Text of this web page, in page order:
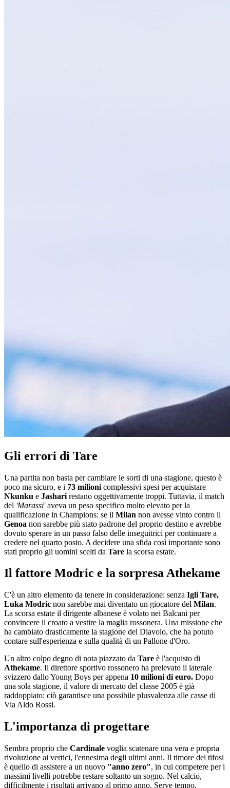
Gli errori di Tare
Una partita non basta per cambiare le sorti di una stagione, questo è
poco ma sicuro, e i 73 milioni complessivi spesi per acquistare
Nkunku e Jashari restano oggettivamente troppi. Tuttavia, il match
del 'Marassi'aveva un peso specifico molto elevato per la
qualificazione in Champions: se il Milan non avesse vinto contro il
Genoa non sarebbe più stato padrone del proprio destino e avrebbe
dovuto sperare in un passo falso delle inseguitrici per continuare a
credere nel quarto posto. A decidere una sfida così importante sono
stati proprio gli uomini scelti da Tare la scorsa estate.
Il fattore Modric e la sorpresa Athekame
C'è un altro elemento da tenere in considerazione: senza Igli Tare,
Luka Modric non sarebbe mai diventato un giocatore del Milan.
La scorsa estate il dirigente albanese è volato nei Balcani per
convincere il croato a vestire la maglia rossonera. Una missione che
ha cambiato drasticamente la stagione del Diavolo, che ha potuto
contare sull'esperienza e sulla qualità di un Pallone d'Oro.
Un altro colpo degno di nota piazzato da Tare è l'acquisto di
Athekame. Il direttore sportivo rossonero ha prelevato il laterale
svizzero dallo Young Boys per appena 10 milioni di euro. Dopo
una sola stagione, il valore di mercato del classe 2005 è già
raddoppiato: ciò garantisce una possibile plusvalenza alle casse di
Via Aldo Rossi.
L'importanza di progettare
Sembra proprio che Cardinale voglia scatenare una vera e propria
rivoluzione ai vertici, l'ennesima degli ultimi anni. Il timore dei tifosi
è quello di assistere a un nuovo "anno zero", in cui competere per i
massimi livelli potrebbe restare soltanto un sogno. Nel calcio,
difficilmente i risultati arrivano al primo anno. Serve tempo,